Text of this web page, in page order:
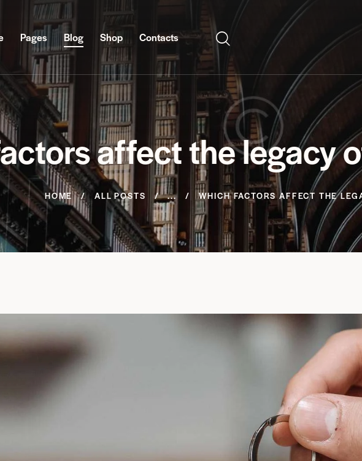
Pages Blog Shop Contacts
affect the legacy
HOME ALL POSTS ... WHICH FACTORS AFFECT THE